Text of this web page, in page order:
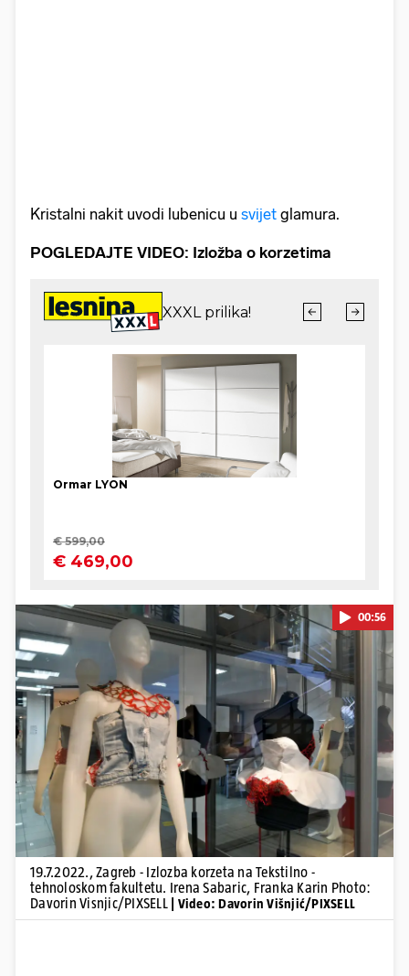
Kristalni nakit uvodi lubenicu u svijet glamura.
POGLEDAJTE VIDEO: Izložba o korzetima
Pokretanje videa...
00:56
19.7.2022., Zagreb - Izlozba korzeta na Tekstilno -
tehnoloskom fakultetu. Irena Sabaric, Franka Karin Photo:
Davorin Visnjic/PIXSELL
| Video: Davorin Višnjić/PIXSELL